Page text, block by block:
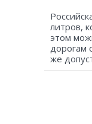
литров,
этом
дорогам
же